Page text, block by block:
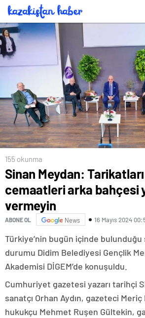
155 okunma
Sinan Meydan:
cemaatleri arka bahçesi
vermeyin
ABONE OL News 16 Mayıs 2024
Türkiye’nin bugün içinde
durumu Didim Belediyesi Gençlik
Akademisi DİGEM’de konuşuldu.
Cumhuriyet gazetesi yazarı tarihçi
sanatçı Orhan Aydın, gazeteci Meriç
hukukçu Mehmet Ruşen Gültekin,
süpürgesiyle bastırmış